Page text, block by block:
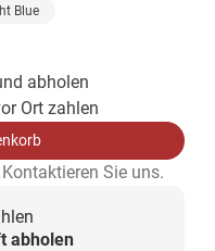
Blue
abholen
Ort zahlen
Sie uns.
abholen